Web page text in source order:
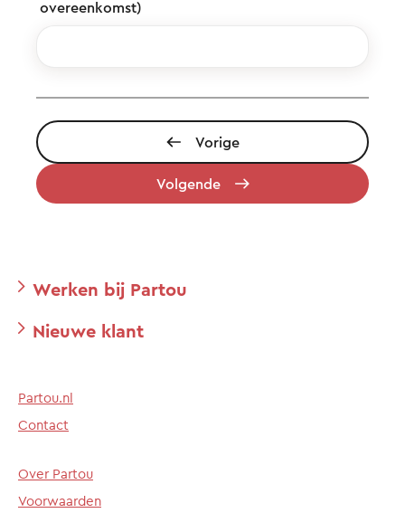
overeenkomst)
Vorige
Volgende
Werken bij Partou
Nieuwe klant
Partou.nl
Contact
Over Partou
Voorwaarden